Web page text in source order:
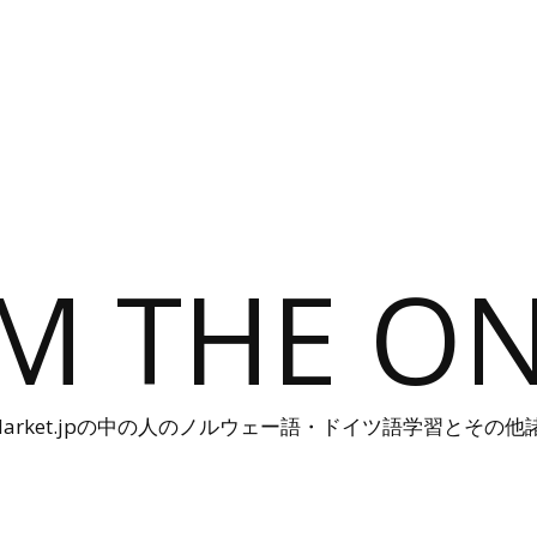
THE
の中の人のノルウェー語・ドイツ語学習とその他